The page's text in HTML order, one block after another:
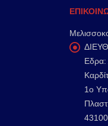
Εδρα:
1o